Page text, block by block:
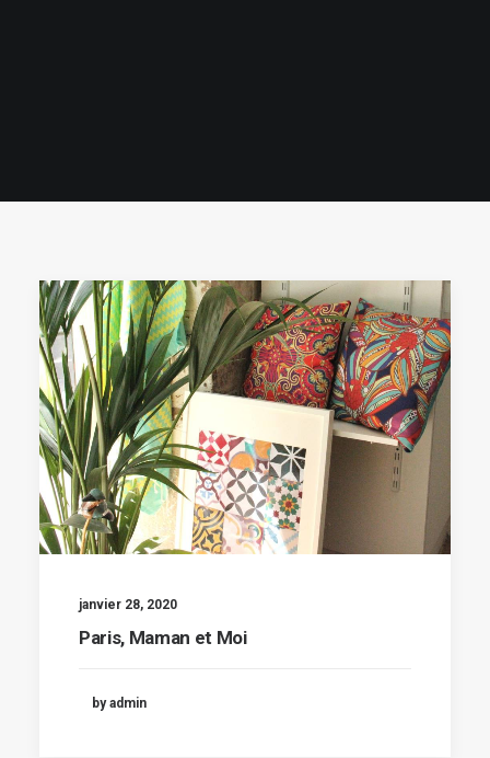
janvier 28, 2020
Paris, Maman et Moi
by admin